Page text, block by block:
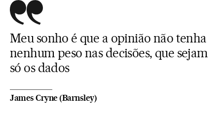
Meu sonho é que a opinião não tenha
nenhum peso nas decisões, que sejam
só os dados
James Cryne (Barnsley)